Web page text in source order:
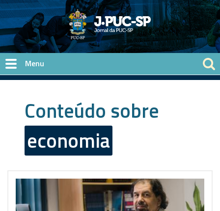
Pular para o conteúdo principal
Conteúdo sobre
economia